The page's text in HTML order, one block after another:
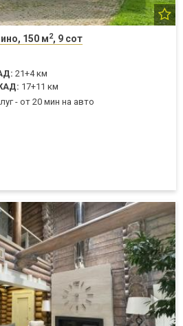
150 м2, 9 сот
21+4 км
17+11 км
- от 20 мин на авто